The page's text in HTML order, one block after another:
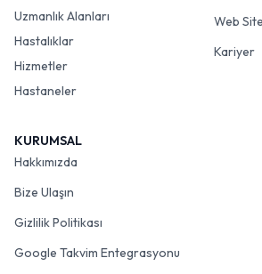
Uzmanlık Alanları
Hastalıklar
Hizmetler
Hastaneler
Web
Kariyer
KURUMSAL
Hakkımızda
Bize Ulaşın
Gizlilik Politikası
Google Takvim Entegrasyonu